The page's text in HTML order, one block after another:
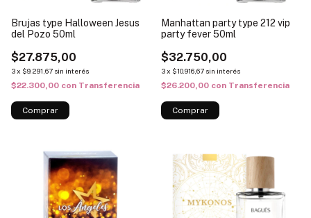
Brujas type Halloween Jesus
del Pozo 50ml
$27.875,00
3x $9.291,67 sin interés
$22.300,00 con Transferencia
Manhattan party type 212 vip
party fever 50ml
$32.750,00
3x $10.916,67 sin interés
$26.200,00 con Transferencia